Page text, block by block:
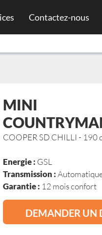
Contactez-nous
MINI
COOPER SD CHILLI - 190
Energie : GSL
Transmission :
Garantie : 12 mois confort
DEMANDER UN